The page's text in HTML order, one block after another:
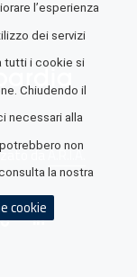
daA.R.I.A.
l’esperienza
dei servizi
tutti i cookie si
Chiudendo il
necessari alla
non
la nostra
cookie